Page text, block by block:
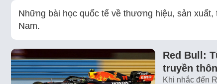
Những bài học quốc tế về thương hiệu, sản
Nam.
Red Bull:
truyền
Khi nhắc đến